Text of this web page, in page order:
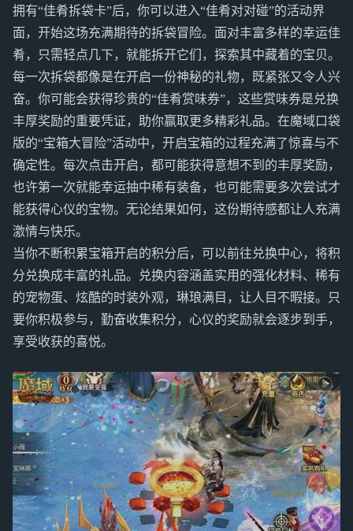
拥有“佳肴拆袋卡”后，你可以进入“佳肴对对碰”的活动界
面，开始这场充满期待的拆袋冒险。面对丰富多样的幸运佳
肴，只需轻点几下，就能拆开它们，探索其中藏着的宝贝。
每一次拆袋都像是在开启一份神秘的礼物，既紧张又令人兴
奋。你可能会获得珍贵的“佳肴赏味券”，这些赏味券是兑换
丰厚奖励的重要凭证，助你赢取更多精彩礼品。在魔域口袋
版的“宝箱大冒险”活动中，开启宝箱的过程充满了惊喜与不
确定性。每次点击开启，都可能获得意想不到的丰厚奖励，
也许第一次就能幸运抽中稀有装备，也可能需要多次尝试才
能获得心仪的宝物。无论结果如何，这份期待感都让人充满
激情与快乐。
当你不断积累宝箱开启的积分后，可以前往兑换中心，将积
分兑换成丰富的礼品。兑换内容涵盖实用的强化材料、稀有
的宠物蛋、炫酷的时装外观，琳琅满目，让人目不暇接。只
要你积极参与，勤奋收集积分，心仪的奖励就会逐步到手，
享受收获的喜悦。